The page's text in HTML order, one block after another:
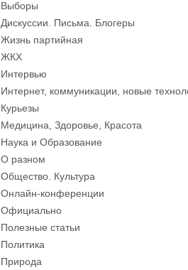
Выборы
Дискуссии. Письма. Блогеры
Жизнь партийная
ЖКХ
Интервью
Интернет, коммуникации, новые
Курьезы
Медицина, Здоровье, Красота
Наука и Образование
О разном
Общество. Культура
Онлайн-конференции
Официально
Полезные статьи
Политика
Природа